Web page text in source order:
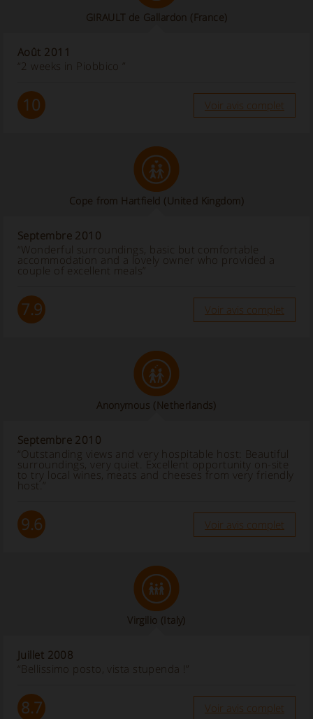
GIRAULT de Gallardon (France)
Août 2011
“2 weeks in Piobbico ”
10 Voir avis complet
Cope from Hartfield (United Kingdom)
Septembre 2010
“Wonderful surroundings, basic but comfortable
accommodation and a lovely owner who provided a
couple of excellent meals”
7.9 Voir avis complet
Anonymous (Netherlands)
Septembre 2010
“Outstanding views and very hospitable host: Beautiful
surroundings, very quiet. Excellent opportunity on-site
to try local wines, meats and cheeses from very friendly
host.”
9.6 Voir avis complet
Virgilio (Italy)
Juillet 2008
“Bellissimo posto, vista stupenda !”
8.7 Voir avis complet